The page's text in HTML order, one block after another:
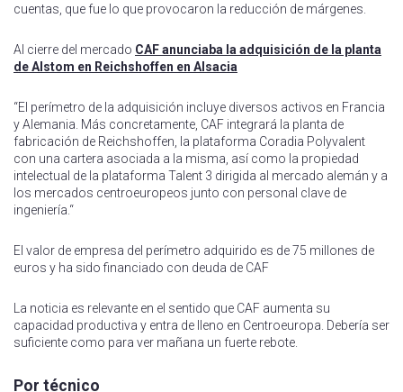
cuentas, que fue lo que provocaron la reducción de márgenes.
Al cierre del mercado CAF anunciaba la adquisición de la planta
de Alstom en Reichshoffen en Alsacia
“El perímetro de la adquisición incluye diversos activos en Francia
y Alemania. Más concretamente, CAF integrará la planta de
fabricación de Reichshoffen, la plataforma Coradia Polyvalent
con una cartera asociada a la misma, así como la propiedad
intelectual de la plataforma Talent 3 dirigida al mercado alemán y a
los mercados centroeuropeos junto con personal clave de
ingeniería.“
El valor de empresa del perímetro adquirido es de 75 millones de
euros y ha sido financiado con deuda de CAF
La noticia es relevante en el sentido que CAF aumenta su
capacidad productiva y entra de lleno en Centroeuropa. Debería ser
suficiente como para ver mañana un fuerte rebote.
Por técnico